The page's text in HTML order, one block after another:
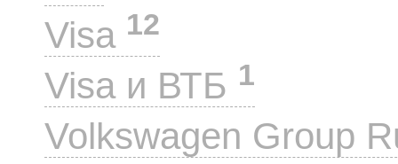
Visa 12
Visa и ВТБ 1
Volkswagen Group